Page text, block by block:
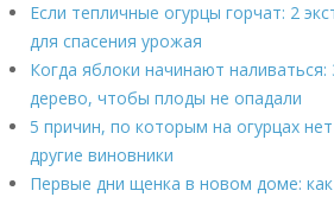
Если тепличные огурцы горчат: 2
для спасения урожая
Когда яблоки начинают
дерево, чтобы плоды не опадали
5 причин, по которым на огурцах
другие виновники
Первые дни щенка в новом доме: как